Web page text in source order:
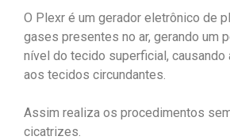
O Plexr é um gerador eletrônico de
gases presentes no ar, gerando um
nível do tecido superficial,
aos tecidos circundantes.
Assim realiza os procedimentos
cicatrizes.